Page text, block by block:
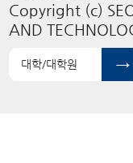
Copyright (c)
AND
대학/대학원